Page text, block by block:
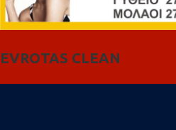
EVROTAS CLEAN